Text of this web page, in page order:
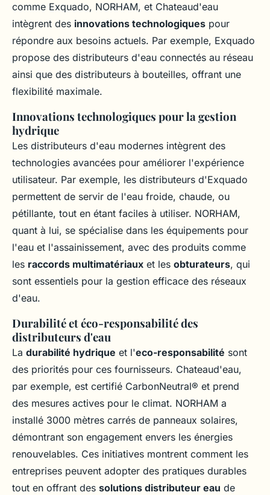
comme Exquado, NORHAM, et Chateaud'eau
intègrent des innovations technologiques pour
répondre aux besoins actuels. Par exemple, Exquado
propose des distributeurs d'eau connectés au réseau
ainsi que des distributeurs à bouteilles, offrant une
flexibilité maximale.
Innovations technologiques pour la gestion
hydrique
Les distributeurs d'eau modernes intègrent des
technologies avancées pour améliorer l'expérience
utilisateur. Par exemple, les distributeurs d'Exquado
permettent de servir de l'eau froide, chaude, ou
pétillante, tout en étant faciles à utiliser. NORHAM,
quant à lui, se spécialise dans les équipements pour
l'eau et l'assainissement, avec des produits comme
les raccords multimatériaux et les obturateurs, qui
sont essentiels pour la gestion efficace des réseaux
d'eau.
Durabilité et éco-responsabilité des
distributeurs d'eau
La durabilité hydrique et l'eco-responsabilité sont
des priorités pour ces fournisseurs. Chateaud'eau,
par exemple, est certifié CarbonNeutral® et prend
des mesures actives pour le climat. NORHAM a
installé 3000 mètres carrés de panneaux solaires,
démontrant son engagement envers les énergies
renouvelables. Ces initiatives montrent comment les
entreprises peuvent adopter des pratiques durables
tout en offrant des solutions distributeur eau de